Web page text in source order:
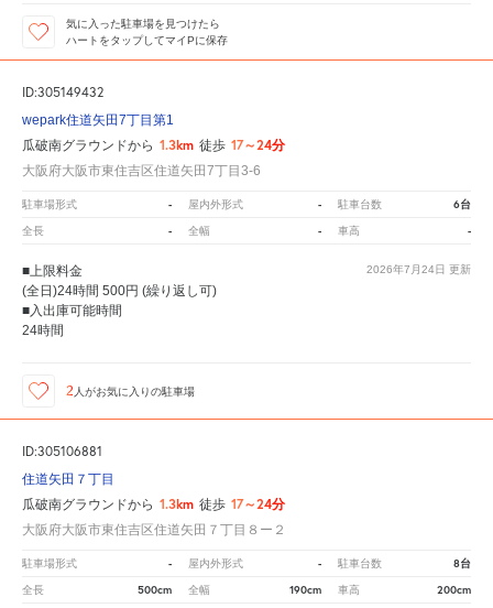
気に入った駐車場を見つけたら
ハートをタップしてマイPに保存
ID:305149432
wepark住道矢田7丁目第1
瓜破南グラウンドから 1.3km 徒歩 17～24分
大阪府大阪市東住吉区住道矢田7丁目3-6
駐車場形式 - 屋内外形式 - 駐車台数 6台
全長 - 全幅 - 車高 -
2026年7月24日 更新
■上限料金
(全日)24時間 500円 (繰り返し可)
■入出庫可能時間
24時間
2 人がお気に入りの駐車場
ID:305106881
住道矢田７丁目
瓜破南グラウンドから 1.3km 徒歩 17～24分
大阪府大阪市東住吉区住道矢田７丁目８ー２
駐車場形式 - 屋内外形式 - 駐車台数 8台
全長 500cm 全幅 190cm 車高 200cm